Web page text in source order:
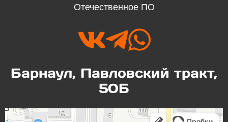
Барнаул, Павловский тракт,
50Б

Отечественное ПО